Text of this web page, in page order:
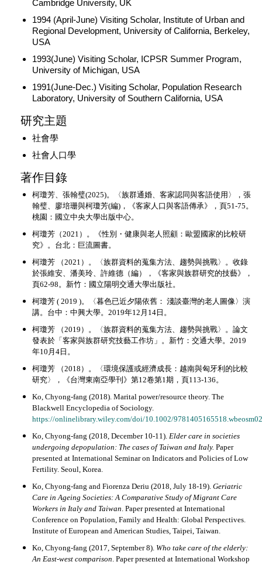
Cambridge University, UK
1994 (April-June) Visiting Scholar, Institute of Urban and
Regional Development, University of California, Berkeley,
USA
1993(June) Visiting Scholar, ICPSR Summer Program,
University of Michigan, USA
1991(June-Dec.) Visiting Scholar, Population Research
Laboratory, University of Southern California, USA
研究主題
社會學
社會人口學
著作目錄
柯瓊芳、張翰璧(2025)。〈族群通婚、客家認同與客語使用〉，張
翰璧、廖培珊與柯瓊芳(編)，《客家人口與客語傳承》，頁51-75。
桃園：國立中央大學出版中心。
柯瓊芳（2021）。《性別・健康與老人照顧：歐盟國家的比較研
究》。台北：巨流圖書。
柯瓊芳 （2021）。〈族群資料的蒐集方法、趨勢與挑戰〉。收錄
於張維安、潘美玲、許維德（編），《客家與族群研究的技藝》，
頁62-98。新竹：國立陽明交通大學出版社。
柯瓊芳 ( 2019 )。〈暮色已近夕陽依舊： 淺談臺灣的老人圖像〉演
講。台中：中興大學。2019年12月14日。
柯瓊芳 （2019）。〈族群資料的蒐集方法、趨勢與挑戰〉。論文
發表於「客家與族群研究技藝工作坊」。新竹：交通大學。2019
年10月4日。
柯瓊芳 （2018）。〈環境保護或經濟成長：越南與匈牙利的比較
研究〉，《台灣東南亞學刊》第12卷第1期，頁113-136。
Ko, Chyong-fang (2018). Marital power/resource theory. The
Blackwell Encyclopedia of Sociology.
https://onlinelibrary.wiley.com/doi/10.1002/
Ko, Chyong-fang (2018, December 10-11). Elder care in societies
undergoing depopulation: The cases of Taiwan and Italy. Paper
presented at International Seminar on Indicators and Policies of Low
Fertility. Seoul, Korea.
Ko, Chyong-fang and Fiorenza Deriu (2018, July 18-19). Geriatric
Care in Ageing Societies: A Comparative Study of Migrant Care
Workers in Italy and Taiwan. Paper presented at International
Conference on Population, Family and Health: Global Perspectives.
Institute of European and American Studies, Taipei, Taiwan.
Ko, Chyong-fang (2017, September 8). Who take care of the elderly:
An East-west comparison. Paper presented at International Workshop